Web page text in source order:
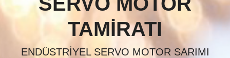
TAMIRATI
ENDÜSTRIYEL SERVO MOTOR SARIMI